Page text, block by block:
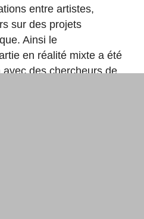
entre artistes,
sur des projets
Ainsi le
en réalité mixte a été
des chercheurs de